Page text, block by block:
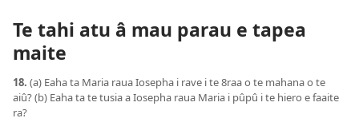
Te tahi atu â mau parau e tapea
maite
18. (a) Eaha ta Maria raua Iosepha i rave i te 8raa o te mahana o te
aiû? (b) Eaha ta te tusia a Iosepha raua Maria i pûpû i te hiero e faaite
ra?